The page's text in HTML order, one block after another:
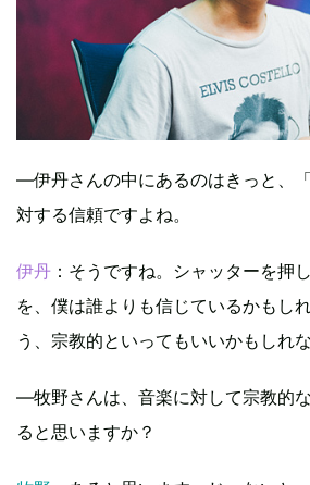
―伊丹さんの中にあるのはきっと、
対する信頼ですよね。
伊丹 ：そうですね。シャッターを押
を、僕は誰よりも信じているかもし
う、宗教的といってもいいかもしれな
―牧野さんは、音楽に対して宗教的
ると思いますか？